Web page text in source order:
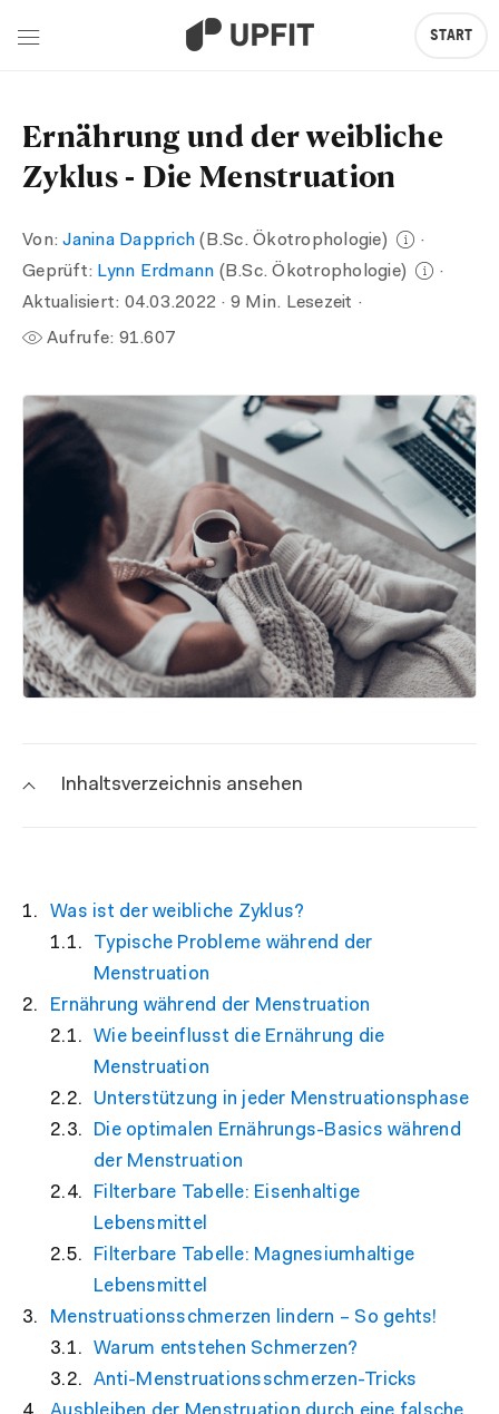
Ernährung und der weibliche
Zyklus - Die Menstruation
Von:Janina Dapprich (B.Sc. Ökotrophologie)
·
Geprüft: Lynn Erdmann (B.Sc. Ökotrophologie)
·
Aktualisiert: 04.03.2022 · 9 Min. Lesezeit ·
Aufrufe: 91.607
Inhaltsverzeichnis ansehen
Was ist der weibliche Zyklus?
Typische Probleme während der
Menstruation
Ernährung während der Menstruation
Wie beeinflusst die Ernährung die
Menstruation
Unterstützung in jeder Menstruationsphase
Die optimalen Ernährungs-Basics während
der Menstruation
Filterbare Tabelle: Eisenhaltige
Lebensmittel
Filterbare Tabelle: Magnesiumhaltige
Lebensmittel
Menstruationsschmerzen lindern – So gehts!
Warum entstehen Schmerzen?
Anti-Menstruationsschmerzen-Tricks
START